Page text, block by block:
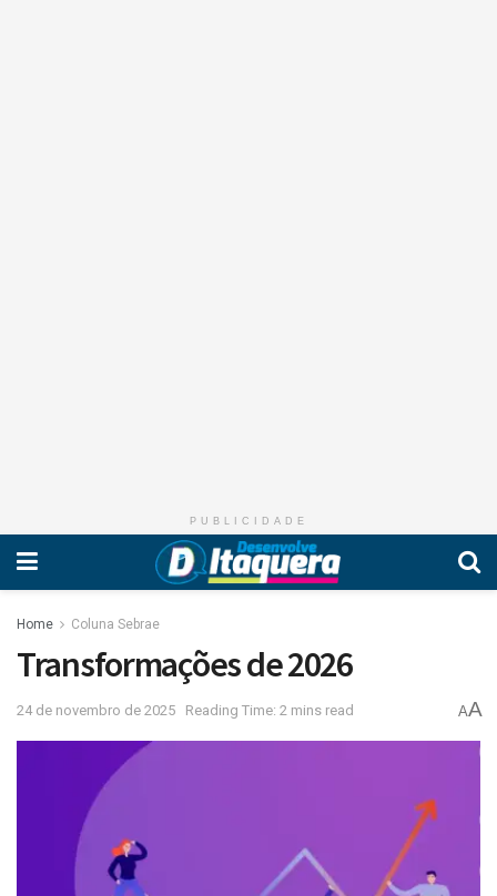
PUBLICIDADE
Home Coluna Sebrae
Transformações de 2026
24 de novembro de 2025 Reading Time: 2 mins read AA